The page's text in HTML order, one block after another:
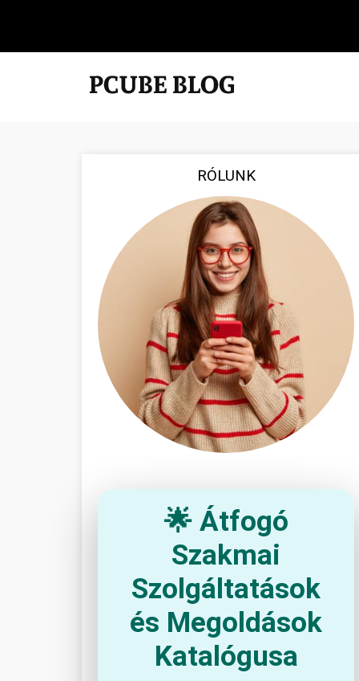
RÓLUNK
🌟 Átfogó
Szakmai
Szolgáltatások
és Megoldások
Katalógusa